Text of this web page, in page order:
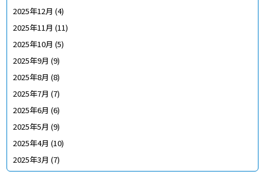
2025年12月 (4)
2025年11月 (11)
2025年10月 (5)
2025年9月 (9)
2025年8月 (8)
2025年7月 (7)
2025年6月 (6)
2025年5月 (9)
2025年4月 (10)
2025年3月 (7)